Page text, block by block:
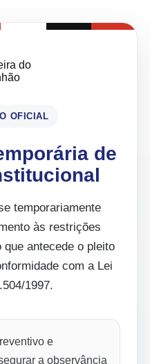
OFICIAL
de
temporariamente
às restrições
antecede o pleito
com a Lei
1997.
e
a observância